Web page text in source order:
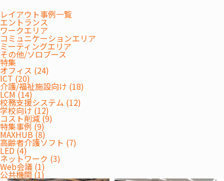
レイアウト事例一覧
エントランス
ワークエリア
コミュニケーションエリア
ミーティングエリア
その他/ソロブース
特集
オフィス (24)
ICT (20)
介護/福祉施設向け (18)
LCM (14)
校務支援システム (12)
学校向け (12)
コスト削減 (9)
特集事例 (9)
MAXHUB (8)
高齢者介護ソフト (7)
LED (4)
ネットワーク (3)
Web会議 (1)
公共機関 (1)